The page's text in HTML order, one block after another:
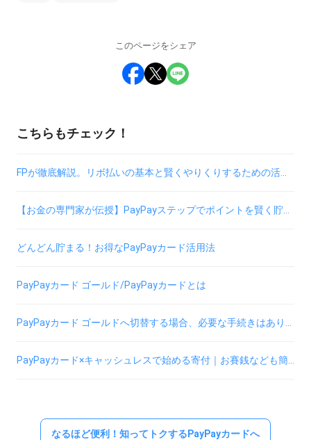
このページをシェア
こちらもチェック！
どんどん貯まる！お得なPayPayカード活用法
PayPayカード ゴールド/PayPayカードとは
なるほど便利！知ってトクするPayPayカードへ